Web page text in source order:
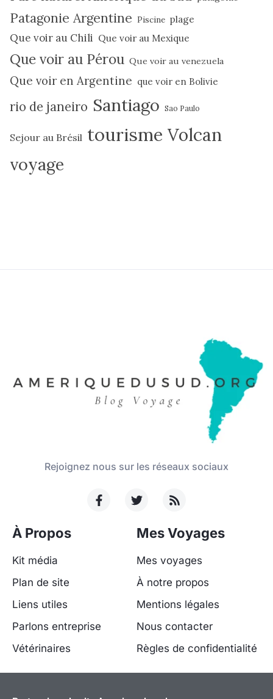
Patagonie Argentine Piscine plage
Que voir au Chili Que voir au Mexique
Que voir au Pérou Que voir au venezuela
Que voir en Argentine que voir en Bolivie
rio de janeiro Santiago Sao Paulo
Sejour au Brésil tourisme Volcan
voyage
Rejoignez nous sur les réseaux sociaux
À Propos
Kit média
Plan de site
Liens utiles
Parlons entreprise
Vétérinaires
Mes Voyages
Mes voyages
À notre propos
Mentions légales
Nous contacter
Règles de confidentialité